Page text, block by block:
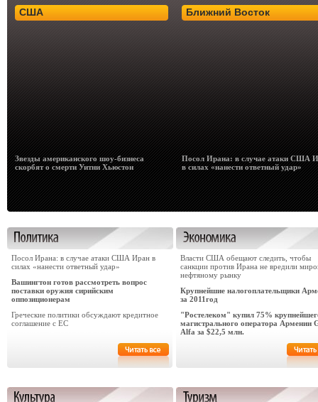
США
Звезды американского шоу-бизнеса
скорбят о смерти Уитни Хьюстон
Ближний Восток
Посол Ирана: в случае атаки США
в силах «нанести ответный удар»
Посол Ирана: в случае атаки США Иран в
силах «нанести ответный удар»
Вашингтон готов рассмотреть вопрос
поставки оружия сирийским
оппозиционерам
Греческие политики обсуждают кредитное
соглашение с ЕС
Власти США обещают следить, чтобы
санкции против Ирана не вредили
нефтяному рынку
Крупнейшие налогоплательщики
за 2011год
"Ростелеком" купил 75%
магистрального оператора Армении
Alfa за $22,5 млн.